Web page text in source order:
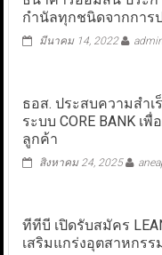
กำนัลทุกชนิดจากการ
มีนาคม 14, 2022
ธอส. ประสบความสำเร็
ระบบ CORE BANK
ลูกค้า
สิงหาคม 24, 2025
ทีทีบี เปิดรับสมัคร
เสริมแกร่งอุตสาหกรร